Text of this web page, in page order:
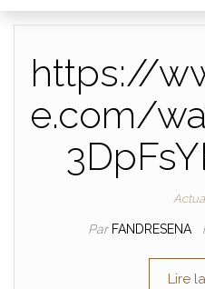
https://
e.com/
Par FANDRESENA
Lire